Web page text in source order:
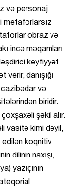
və personaj
metaforlarsız
obraz və
incə məqamları
keyfiyyət
danışığı
və
biridir.
şəkil alır.
vasitə kimi deyil,
edilən koqnitiv
dilinin naxışı,
yazıçının